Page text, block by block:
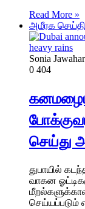
Read More »
அமீரக
Sonia Jawahar
0 404
செய்து
துபாயில்
வாகன
செய்யப்படும்